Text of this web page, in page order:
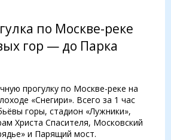
по Москве-реке
гор — до Парка
прогулку по Москве-реке на
«Снегири». Всего за 1 час
горы, стадион «Лужники»,
Христа Спасителя, Московский
и Парящий мост.